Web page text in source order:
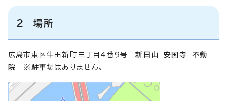
2 場所
広島市東区牛田新町三丁目4番9号新日山 安国寺 不動
院 ※駐車場はありません。